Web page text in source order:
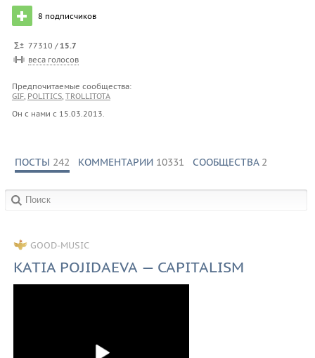
8 подписчиков
77310 / 15.7
веса голосов
Предпочитаемые сообщества:
GIF, POLITICS, TROLLITOTA
Он с нами с 15.03.2013.
ПОСТЫ 242 КОММЕНТАРИИ 10331 СООБЩЕСТВА 2
GOOD-MUSIC
KATIA POJIDAEVA — CAPITALISM